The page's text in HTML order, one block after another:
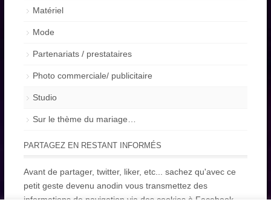
Matériel
Mode
Partenariats / prestataires
Photo commerciale/ publicitaire
Studio
Sur le thème du mariage…
PARTAGEZ EN RESTANT INFORMÉS
Avant de partager, twitter, liker, etc... sachez qu'avec ce
petit geste devenu anodin vous transmettez des
informations de navigation via des cookies à Facebook,